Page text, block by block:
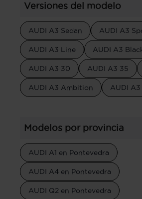
Versiones del modelo
AUDI A3 Sedan AUDI A3
AUDI A3 Line AUDI A3
AUDI A3 30 AUDI A3 35
AUDI A3 Ambition AUDI
Modelos por provincia
AUDI A1 en Pontevedra
AUDI A4 en Pontevedra
AUDI Q2 en Pontevedra